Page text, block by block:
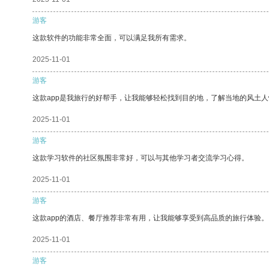
游客
这款软件的功能非常全面，可以满足我所有需求。
2025-11-01
游客
这款app是我旅行的好帮手，让我能够轻松找到目的地，了解当地的风土
2025-11-01
游客
这款学习软件的社区氛围非常好，可以与其他学习者交流学习心得。
2025-11-01
游客
这款app的酒店、餐厅推荐非常有用，让我能够享受到高品质的旅行体验。
2025-11-01
游客